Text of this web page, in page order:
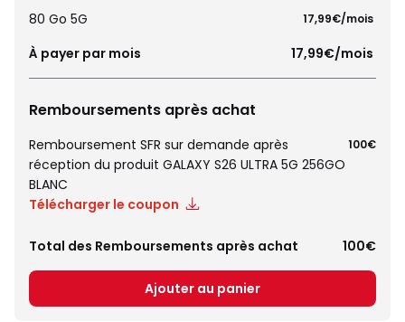
80 Go 5G 17,99€/mois
À payer par mois 17,99€/mois
Remboursements après achat
Remboursement SFR sur demande après
réception du produit GALAXY S26 ULTRA 5G 256GO
BLANC
Télécharger le coupon
100€
Total des Remboursements après achat 100€
Ajouter au panier